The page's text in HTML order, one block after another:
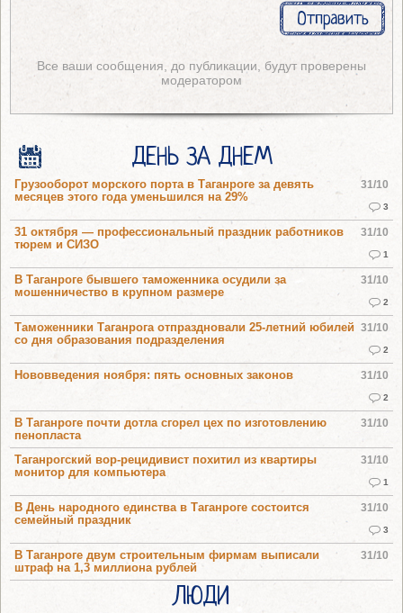
Все ваши сообщения, до публикации, будут проверены
модератором
ДЕНЬ ЗА ДНЕМ
31/10
3
Грузооборот морского порта в Таганроге за девять
месяцев этого года уменьшился на 29%
31/10
1
31 октября — профессиональный праздник работников
тюрем и СИЗО
31/10
2
В Таганроге бывшего таможенника осудили за
мошенничество в крупном размере
31/10
2
Таможенники Таганрога отпраздновали 25-летний юбилей
со дня образования подразделения
31/10
2
Нововведения ноября: пять основных законов
31/10
В Таганроге почти дотла сгорел цех по изготовлению
пенопласта
31/10
1
Таганрогский вор-рецидивист похитил из квартиры
монитор для компьютера
31/10
3
В День народного единства в Таганроге состоится
семейный праздник
31/10
В Таганроге двум строительным фирмам выписали
штраф на 1,3 миллиона рублей
ЛЮДИ